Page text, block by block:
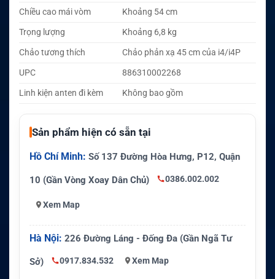
Chiều cao mái vòm
Khoảng 54 cm
Trọng lượng
Khoảng 6,8 kg
Chảo tương thích
Chảo phản xạ 45 cm của i4/i4P
UPC
886310002268
Linh kiện anten đi kèm
Không bao gồm
Sản phẩm hiện có sẵn tại
Hồ Chí Minh: Số 137 Đường Hòa Hưng, P12, Quận
10 (Gần Vòng Xoay Dân Chủ) 0386.002.002
Xem Map
Hà Nội: 226 Đường Láng - Đống Đa (Gần Ngã Tư
Sở) 0917.834.532 Xem Map